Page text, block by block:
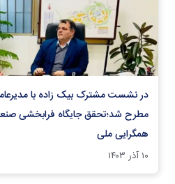
در نشست مشترک بیک زاده با
مطرح شد؛تحقق جایگاه فرابخشی
همگرایی ملی
۱۰ آذر ۱۴۰۳